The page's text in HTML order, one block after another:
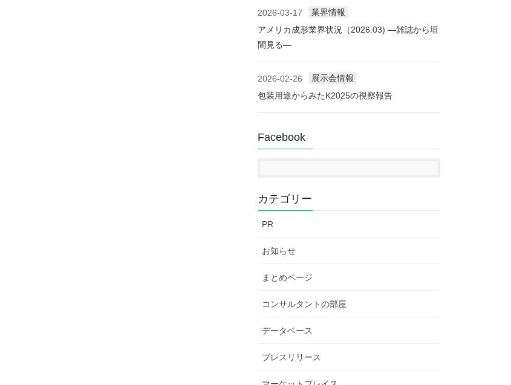
2026-03-17
業界情報
アメリカ成形業界状況（2026.03) ―雑誌から垣
間見る―
2026-02-26
展示会情報
包装用途からみたK2025の視察報告
Facebook
カテゴリー
PR
お知らせ
まとめページ
コンサルタントの部屋
データベース
プレスリリース